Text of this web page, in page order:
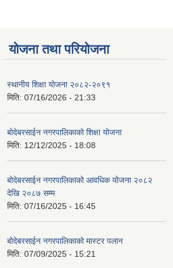
योजना तथा परियोजना
स्थानीय शिक्षा योजना २०८२-२०९१
मिति: 07/16/2026 - 21:33
बोदेबरसाईन नगरपालिकाको शिक्षा योजना
मिति: 12/12/2025 - 18:08
बोदेबरसाईन नगरपालिकाको आवधिक योजना २०८२
देखि २०८७ सम्म
मिति: 07/16/2025 - 16:45
बोदेबरसाईन नगरपालिकाको मास्टर पलान
मिति: 07/09/2025 - 15:21